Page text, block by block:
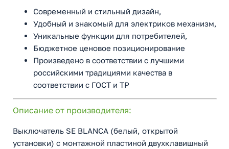
Современный и стильный дизайн,
Удобный и знакомый для электриков механизм,
Уникальные функции для потребителей,
Бюджетное ценовое позиционирование
Произведено в соответствии с лучшими
российскими традициями качества в
соответствии с ГОСТ и ТР
Описание от производителя:
Выключатель SE BLANCA (белый, открытой
установки) с монтажной пластиной двухклавишный